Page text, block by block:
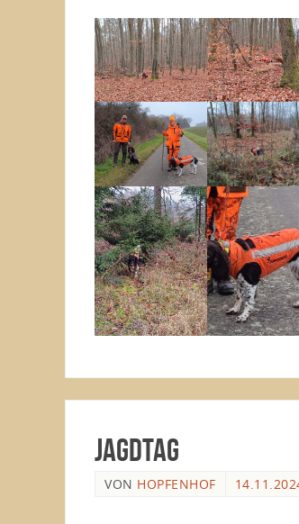
Jagdtag
VON HOPFENHOF